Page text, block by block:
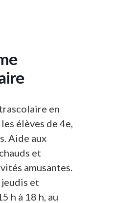
en
élèves de 4e,
Aide aux
et
amusantes.
jeudis et
h à 18 h, au